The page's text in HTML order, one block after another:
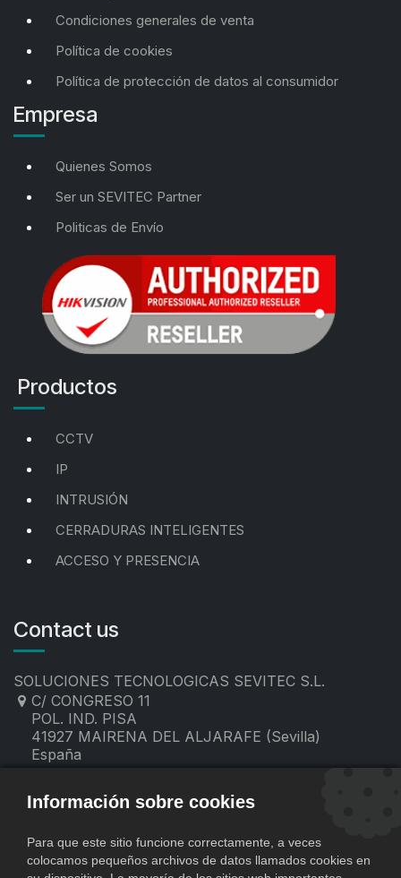
Condiciones generales de venta
Política de cookies
Política de protección de datos al consumidor
Empresa
Quienes Somos
Ser un SEVITEC Partner
Politicas de Envío
Productos
CCTV
IP
INTRUSIÓN
CERRADURAS INTELIGENTES
ACCESO Y PRESENCIA
Contact us
SOLUCIONES TECNOLOGICAS SEVITEC S.L.
C/ CONGRESO 11
POL. IND. PISA
41927 MAIRENA DEL ALJARAFE (Sevilla)
España
contacto@sevitec.es
Información sobre cookies
Para que este sitio funcione correctamente, a veces
colocamos pequeños archivos de datos llamados cookies en